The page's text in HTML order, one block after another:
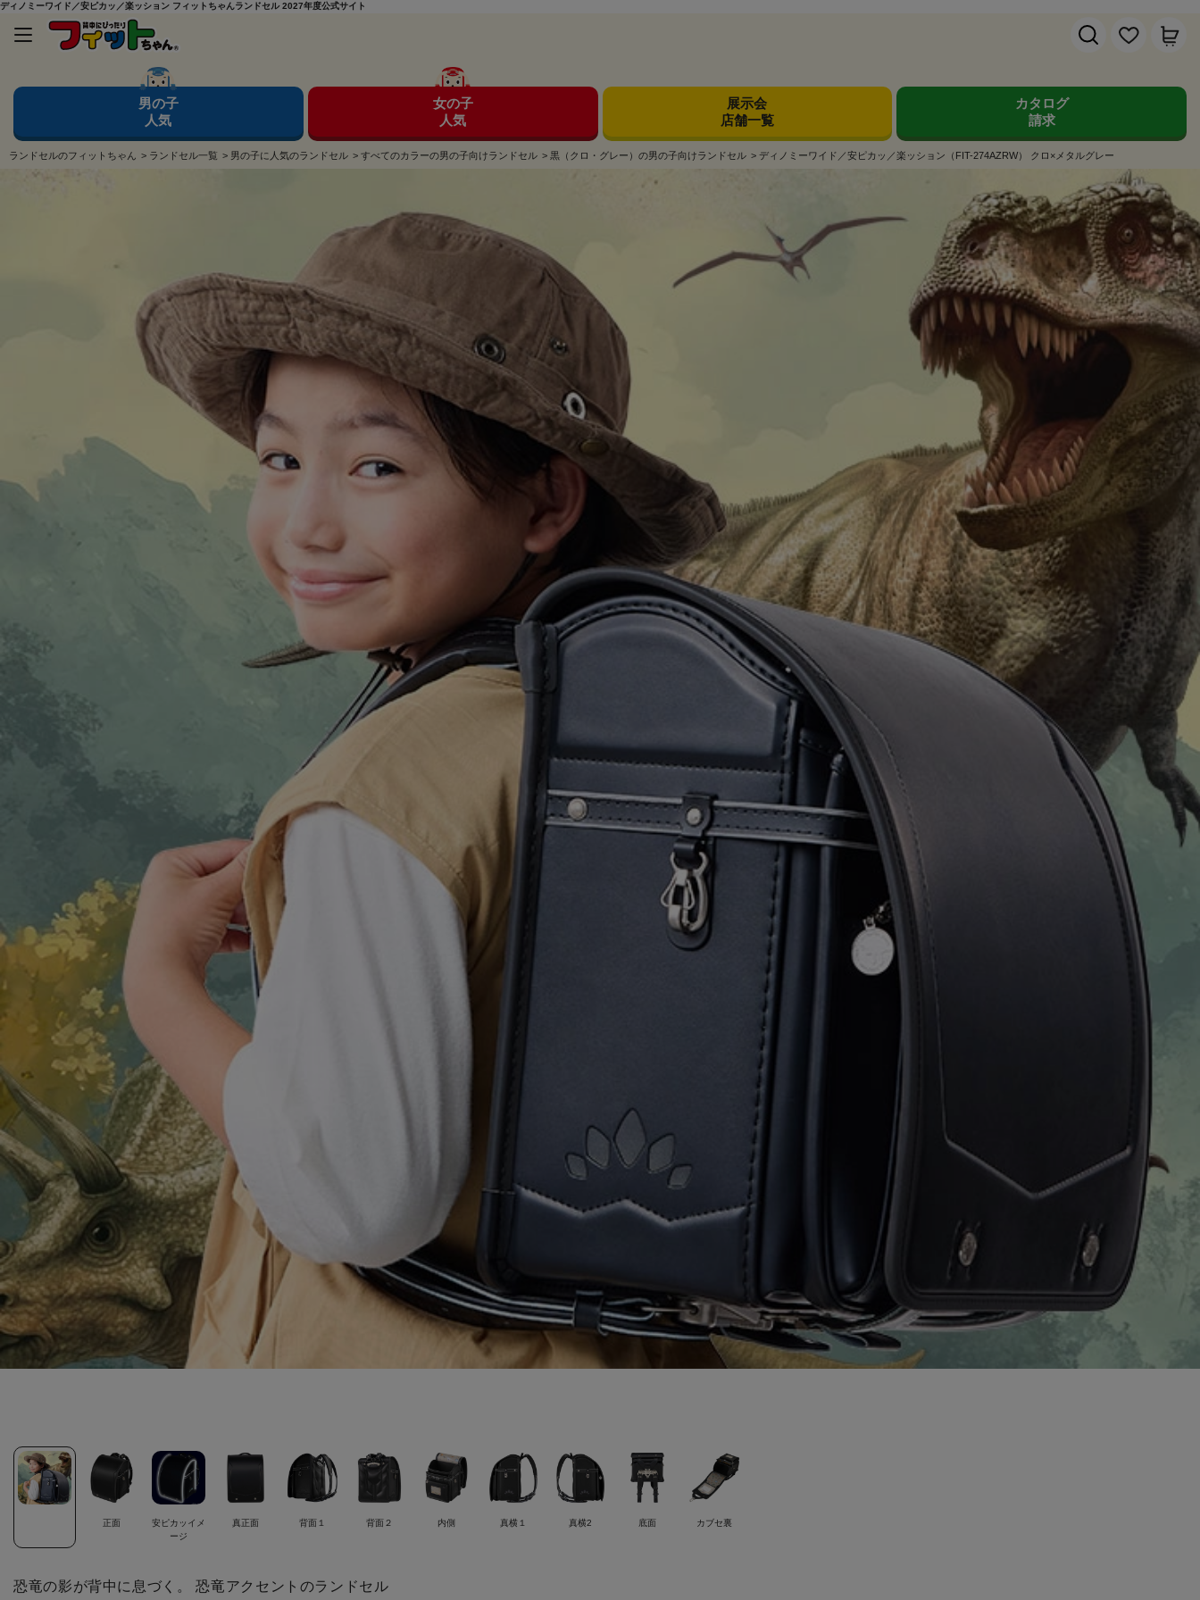
ディノミーワイド／安ピカッ／楽ッション フィットちゃんランドセル 2027年度公式サイト
男の子
人気
女の子
人気
展示会
店舗一覧
カタログ
請求
ランドセルのフィットちゃん > ランドセル一覧 > 男の子に人気のランドセル > すべてのカラーの男の子向けランドセル > 黒（クロ・グレー）の男の子向けランドセル > ディノミーワイド／安ピカッ／楽ッション（FIT-274AZRW） クロ×メタルグレー
正面
安ピカッイメ
ージ
真正面 背面１ 背面２ 内側 真横１ 真横2 底面 カブセ裏
恐竜の影が背中に息づく。 恐竜アクセントのランドセル